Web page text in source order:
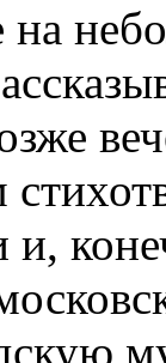
на
и,